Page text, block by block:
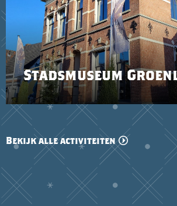
Stadsmuseum
Bekijk alle activiteiten